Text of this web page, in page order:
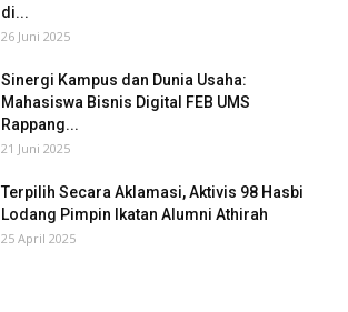
di...
26 Juni 2025
Sinergi Kampus dan Dunia Usaha:
Mahasiswa Bisnis Digital FEB UMS
Rappang...
21 Juni 2025
Terpilih Secara Aklamasi, Aktivis 98 Hasbi
Lodang Pimpin Ikatan Alumni Athirah
25 April 2025